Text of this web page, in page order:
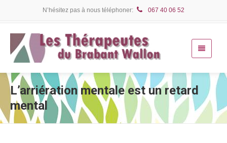
N’hésitez pas à nous téléphoner: 067 40 06 52
L’arriération mentale est un retard
mental